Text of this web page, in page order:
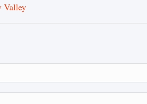
Valley